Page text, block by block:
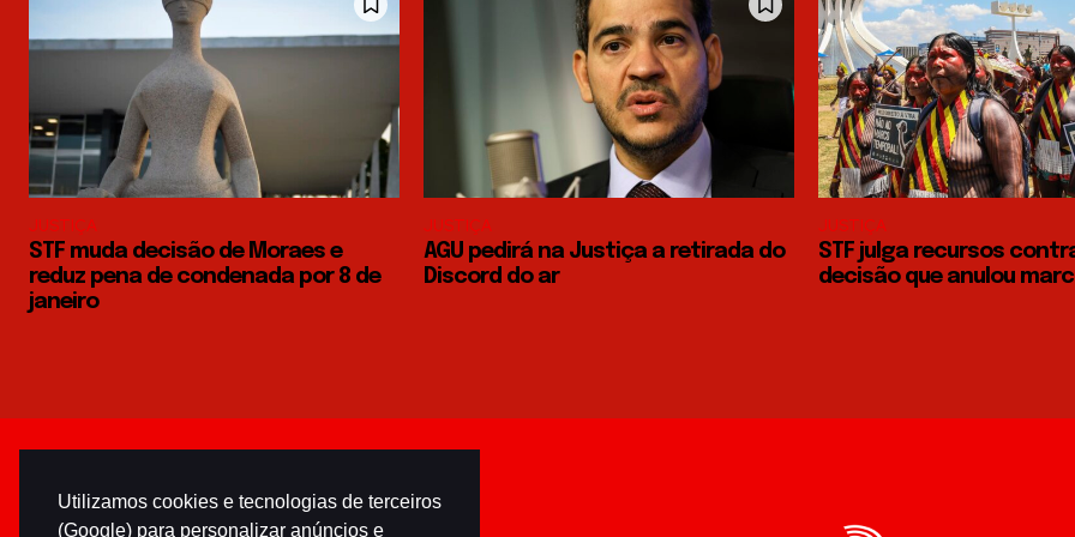
Utilizamos cookies e tecnologias de terceiros
(Google) para personalizar anúncios e
JUSTIÇA
STF muda decisão de Moraes e
reduz pena de condenada por 8 de
janeiro
JUSTIÇA
AGU pedirá na Justiça a retirada do
Discord do ar
JUSTIÇA
STF julga recursos
decisão que anulou